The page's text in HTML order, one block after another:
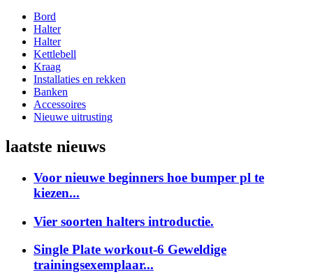
Bord
Halter
Halter
Kettlebell
Kraag
Installaties en rekken
Banken
Accessoires
Nieuwe uitrusting
laatste nieuws
Voor nieuwe beginners hoe bumper pl te
kiezen...
Vier soorten halters introductie.
Single Plate workout-6 Geweldige
trainingsexemplaar...